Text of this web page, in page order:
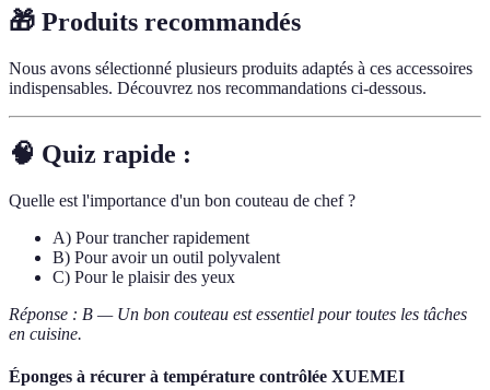
🎁 Produits recommandés
Nous avons sélectionné plusieurs produits adaptés à ces accessoires
indispensables. Découvrez nos recommandations ci-dessous.
🧠 Quiz rapide :
Quelle est l'importance d'un bon couteau de chef ?
A) Pour trancher rapidement
B) Pour avoir un outil polyvalent
C) Pour le plaisir des yeux
Réponse : B — Un bon couteau est essentiel pour toutes les tâches
en cuisine.
Éponges à récurer à température contrôlée XUEMEI